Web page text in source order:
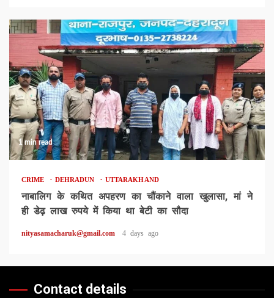
1 min read
CRIME DEHRADUN UTTARAKHAND
नाबालिग के कथित अपहरण का चौंकाने वाला खुलासा, मां ने
ही डेढ़ लाख रुपये में किया था बेटी का सौदा
nityasamacharuk@gmail.com 4 days ago
Contact details